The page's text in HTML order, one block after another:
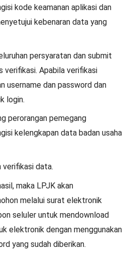
kode keamanan aplikasi dan
kebenaran data yang
persyaratan dan submit
verifikasi. Apabila verifikasi
username dan password dan
login.
perorangan pemegang
kelengkapan data badan usaha
verifikasi data.
maka LPJK akan
melalui surat elektronik
seluler untuk mendownload
elektronik dengan menggunakan
yang sudah diberikan.